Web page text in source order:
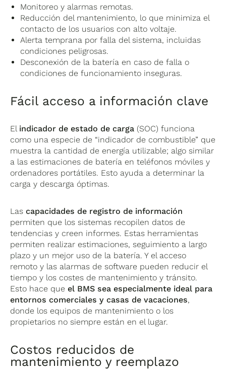
Monitoreo y alarmas remotas.
Reducción del mantenimiento, lo que minimiza el
contacto de los usuarios con alto voltaje.
Alerta temprana por falla del sistema, incluidas
condiciones peligrosas.
Desconexión de la batería en caso de falla o
condiciones de funcionamiento inseguras.
Fácil acceso a información clave
El indicador de estado de carga (SOC) funciona
como una especie de “indicador de combustible” que
muestra la cantidad de energía utilizable; algo similar
a las estimaciones de batería en teléfonos móviles y
ordenadores portátiles. Esto ayuda a determinar la
carga y descarga óptimas.
Lascapacidades de registro de información
permiten que los sistemas recopilen datos de
tendencias y creen informes. Estas herramientas
permiten realizar estimaciones, seguimiento a largo
plazo y un mejor uso de la batería. Y el acceso
remoto y las alarmas de software pueden reducir el
tiempo y los costes de mantenimiento y tránsito.
Esto hace queel BMS sea especialmente ideal para
entornos comerciales y casas de vacaciones,
donde los equipos de mantenimiento o los
propietarios no siempre están en el lugar.
Costos reducidos de
mantenimiento y reemplazo